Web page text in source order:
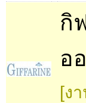
กิ
อ
[ง